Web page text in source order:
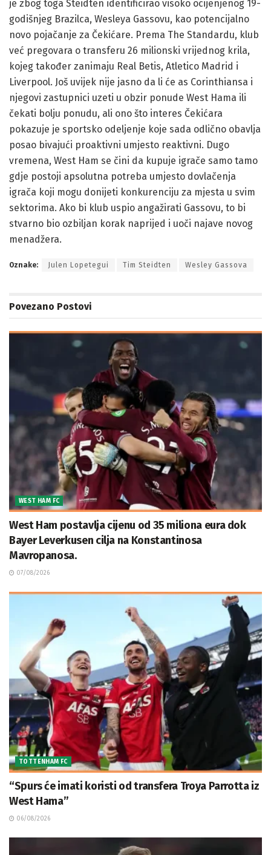
je zbog toga Steidten identificirao visoko ocijenjenog 19-
godišnjeg Brazilca, Wesleya Gassovu, kao potencijalno
novo pojačanje za Čekićare. Prema The Standardu, klub
već pregovara o transferu 26 milionski vrijednog krila,
kojeg također zanimaju Real Betis, Atletico Madrid i
Liverpool. Još uvijek nije jasno da li će as Corinthiansa i
njegovi zastupnici uzeti u obzir ponude West Hama ili
čekati bolju ponudu, ali ono što interes Čekićara
pokazuje je sportsko odeljenje koje sada odlično obavlja
posao bivajući proaktivni umjesto reaktivni. Dugo
vremena, West Ham se čini da kupuje igrače samo tamo
gdje postoji apsolutna potreba umjesto dovlačenja
igrača koji mogu donijeti konkurenciju za mjesta u svim
sektorima. Ako bi klub uspio angažirati Gassovu, to bi
stvarno bio ozbiljan korak naprijed i uoči najave novog
menadžera.
Oznake: Julen Lopetegui Tim Steidten Wesley Gassova
Povezano Postovi
WEST HAM FC
West Ham postavlja cijenu od 35 miliona eura dok
Bayer Leverkusen cilja na Konstantinosa
Mavropanosa.
07/08/2026
TOTTENHAM FC
“Spurs će imati koristi od transfera Troya Parrotta iz
West Hama”
06/08/2026